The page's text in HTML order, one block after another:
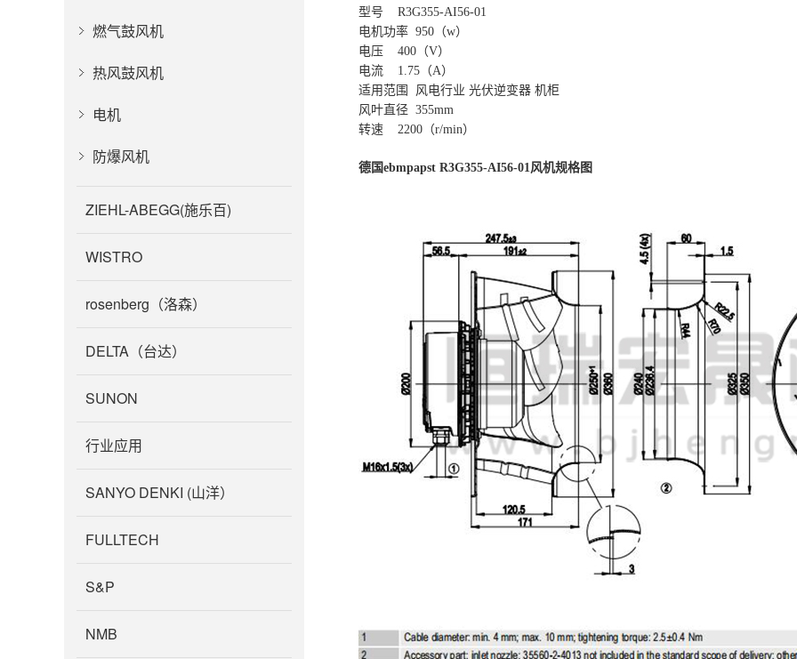
燃气鼓风机
热风鼓风机
电机
防爆风机
ZIEHL-ABEGG(施乐百)
WISTRO
rosenberg（洛森）
DELTA（台达）
SUNON
行业应用
SANYO DENKI (山洋）
FULLTECH
S&P
NMB
型号 R3G355-AI56-01
电机功率 950（w）
电压 400（V）
电流 1.75（A）
适用范围 风电行业 光伏逆变器 机柜
风叶直径 355mm
转速 2200（r/min）
德国ebmpapst R3G355-AI56-01风机规格图